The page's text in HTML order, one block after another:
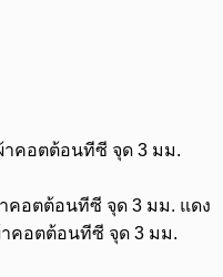
าคอตต้อนทีซี จุด 3 มม.
คอตต้อนทีซี จุด 3 มม. แดง
าคอตต้อนทีซี จุด 3 มม.